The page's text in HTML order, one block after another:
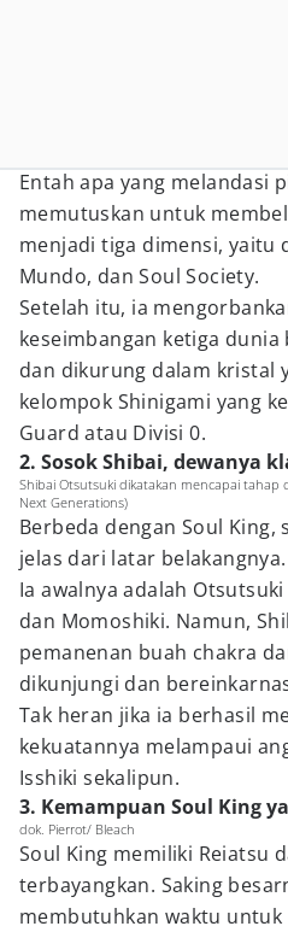
Entah apa yang melandasi
memutuskan untuk
menjadi tiga dimensi, yaitu
Mundo, dan Soul Society.
Setelah itu, ia
keseimbangan ketiga
dan dikurung dalam kristal
kelompok Shinigami yang
Guard atau Divisi 0.
2. Sosok Shibai, dewanya
Shibai Otsutsuki dikatakan mencapai tahap
Next Generations)
Berbeda dengan Soul King,
jelas dari latar belakangnya.
Ia awalnya adalah
dan Momoshiki. Namun,
pemanenan buah chakra
dikunjungi dan
Tak heran jika ia berhasil
kekuatannya melampaui
Isshiki sekalipun.
3. Kemampuan Soul King
dok. Pierrot/ Bleach
Soul King memiliki Reiatsu
terbayangkan. Saking
membutuhkan waktu untuk